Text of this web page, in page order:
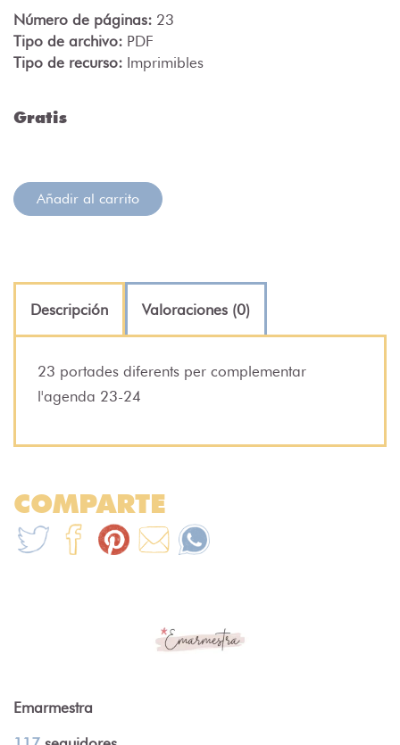
Número de páginas: 23
Tipo de archivo: PDF
Tipo de recurso: Imprimibles
Gratis
Añadir al carrito
Descripción Valoraciones (0)
23 portades diferents per complementar
l'agenda 23-24
COMPARTE
Emarmestra